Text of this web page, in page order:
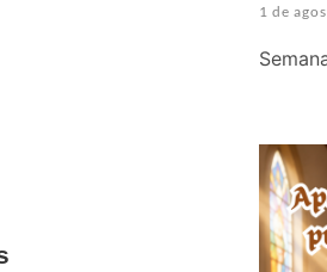
1 de